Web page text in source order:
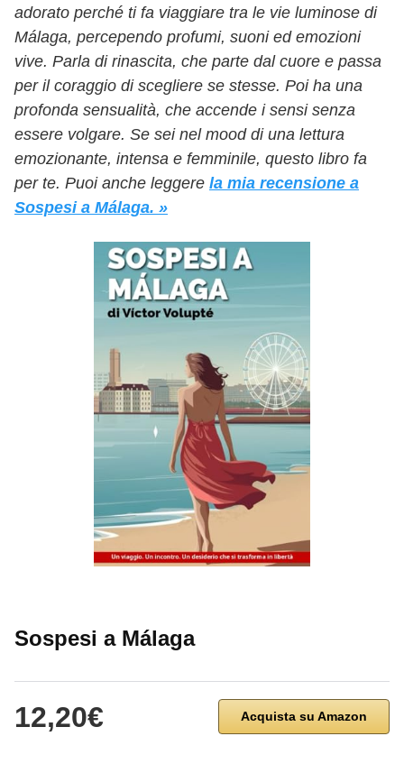
adorato perché ti fa viaggiare tra le vie luminose di
Málaga, percependo profumi, suoni ed emozioni
vive. Parla di rinascita, che parte dal cuore e passa
per il coraggio di scegliere se stesse. Poi ha una
profonda sensualità, che accende i sensi senza
essere volgare. Se sei nel mood di una lettura
emozionante, intensa e femminile, questo libro fa
per te. Puoi anche leggere la mia recensione a
Sospesi a Málaga. »
Sospesi a Málaga
12,20€ Acquista su Amazon